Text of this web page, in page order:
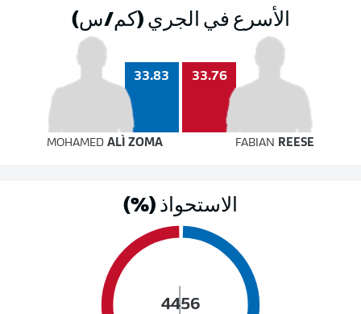
الأسرع في الجري (كم/س)
33.76
33.83
MOHAMED ALÌ ZOMA FABIAN REESE
الاستحواذ (%)
56
44